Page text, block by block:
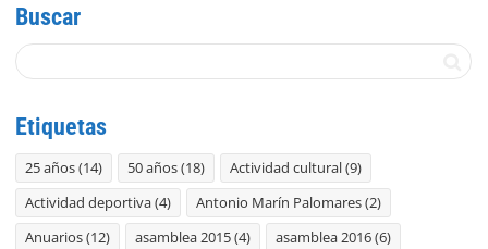
Buscar
Etiquetas
25 años(14) 50 años(18) Actividad cultural(9)
Actividad deportiva(4) Antonio Marín Palomares(2)
Anuarios(12) asamblea 2015(4) asamblea 2016(6)